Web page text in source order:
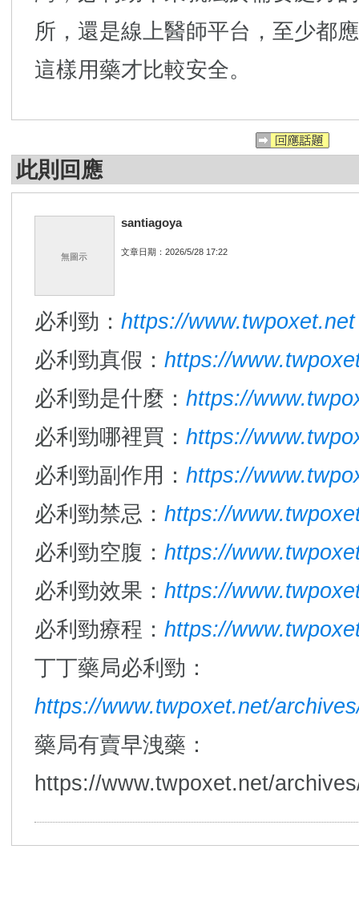
所，還是線上醫師平台，至少都
這樣用藥才比較安全。
此則回應
無圖示
santiagoya
文章日期：2026/5/28 17:22
必利勁： https://www.twpoxet.net
必利勁真假： https://
必利勁是什麼： https://
必利勁哪裡買： https://
必利勁副作用： https://
必利勁禁忌： https://
必利勁空腹： https://
必利勁效果： https://
必利勁療程： https://
丁丁藥局必利勁：
https://www.twpoxet.net/
藥局有賣早洩藥：
https://www.twpoxet.net/